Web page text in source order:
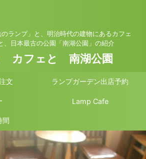
ランプ」と、明治時代の建物にあるカフェ
、日本最古の公園「南湖公園」の紹介
カフェと 南湖公園
文 ランプガーデン出店予約
Lamp Cafe
間